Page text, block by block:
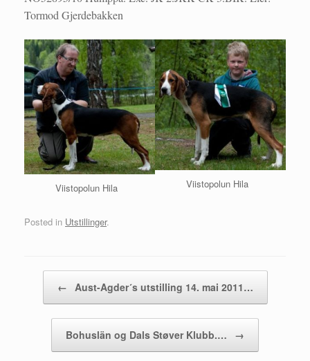
Tormod Gjerdebakken
Viistopolun Hila Viistopolun Hila
Posted in Utstillinger.
← Aust-Agder´s utstilling 14. mai 2011…
Bohuslän og Dals Støver Klubb.… →